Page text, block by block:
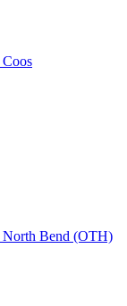
North Bend (OTH)